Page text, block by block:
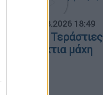
06.08.2026 18:49
Σκύρο: Τεράστιες
ολονύχτια μάχη